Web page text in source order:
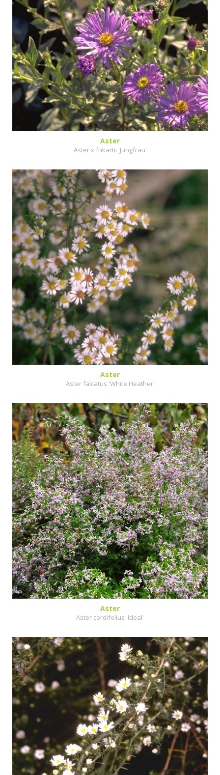
Aster
Aster x frikartii 'Jungfrau'
Aster
Aster falcatus 'White Heather'
Aster
Aster cordifolius 'Ideal'